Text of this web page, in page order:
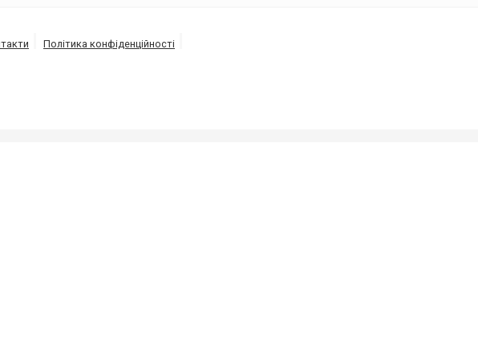
Політика конфіденційності
під високим тиском напором води від 150 до 300 бар із гарантією